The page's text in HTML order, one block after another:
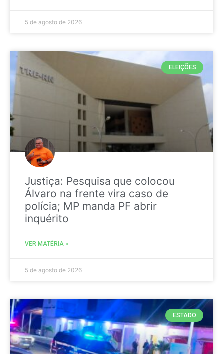
5 de agosto de 2026
ELEIÇÕES
Justiça: Pesquisa que colocou
Álvaro na frente vira caso de
polícia; MP manda PF abrir
inquérito
VER MATÉRIA »
5 de agosto de 2026
ESTADO